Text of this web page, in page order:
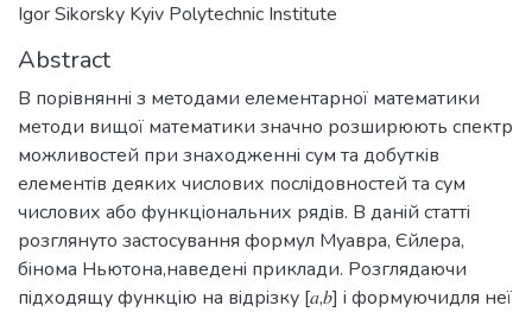
Igor Sikorsky Kyiv Polytechnic Institute
Abstract
В порiвняннi з методами елементарної математики
методи вищої математики значно розширюють спектр
можливостей при знаходженнi сум та добуткiв
елементiв деяких числових послiдовностей та сум
числових або функцiональних рядiв. В данiй статтi
розглянуто застосування формул Муавра, Єйлера,
бiнома Ньютона,наведенi приклади. Розглядаючи
пiдходящу функцiю на вiдрiзку [𝑎,𝑏] i формуючидля неї